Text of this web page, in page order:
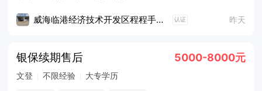
威海临港经济技术开发区程程手机店 认证 昨天
银保续期售后 5000-8000元
文登 不限经验 大专学历